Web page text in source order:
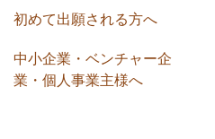
初めて出願される方へ
中小企業・ベンチャー企
業・個人事業主様へ